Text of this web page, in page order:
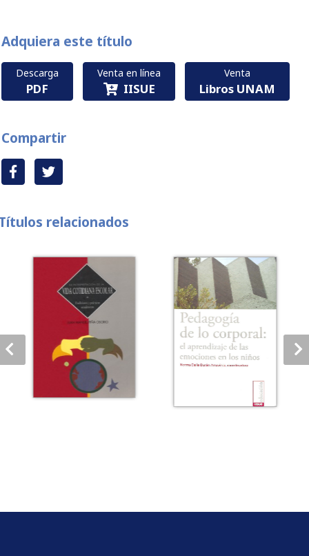
Adquiera este título
Descarga
PDF
Venta en línea
IISUE
Venta
Libros UNAM
Compartir
relacionados